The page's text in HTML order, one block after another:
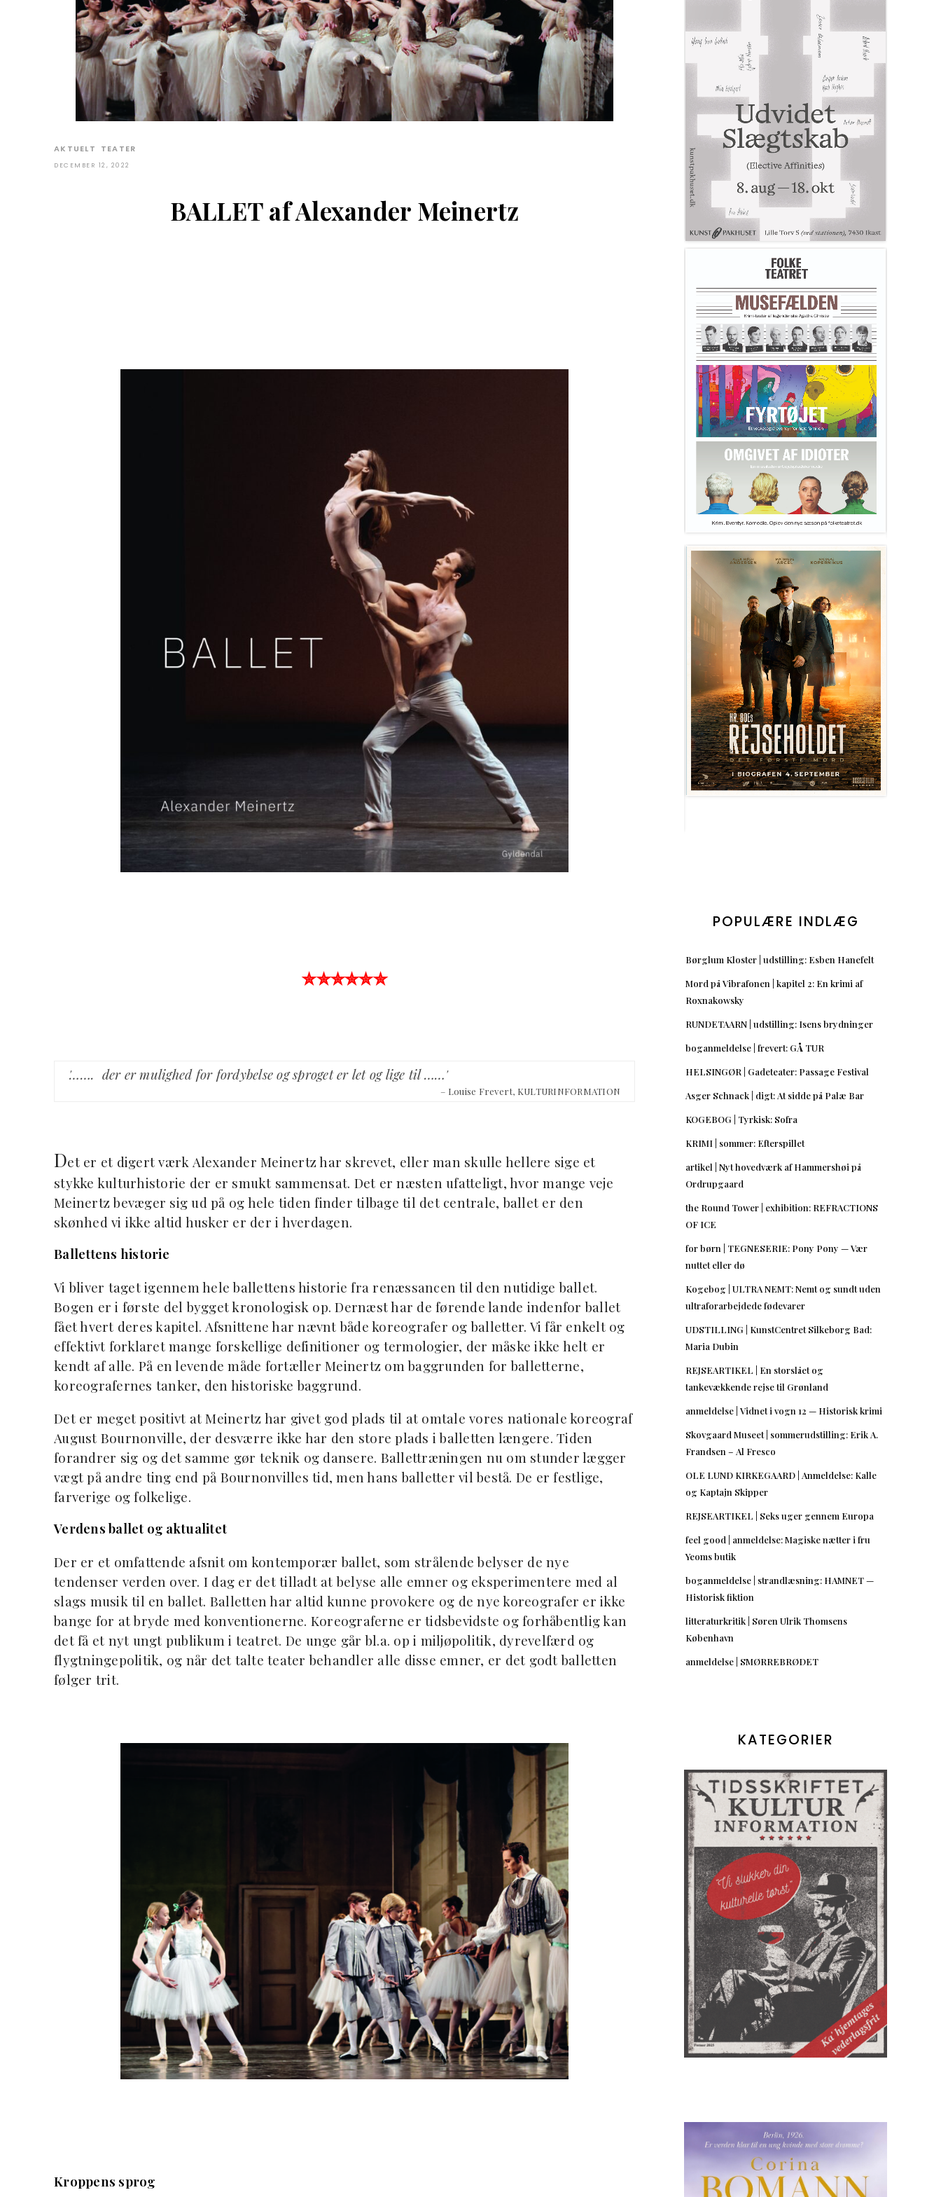
AKTUELT TEATER
DECEMBER 12, 2022
BALLET af Alexander Meinertz
✮✮✮✮✮✮
'……. der er mulighed for fordybelse og sproget er let og lige til ……'
– Louise Frevert, KULTURINFORMATION
Det er et digert værk Alexander Meinertz har skrevet, eller man skulle hellere sige et
stykke kulturhistorie der er smukt sammensat. Det er næsten ufatteligt, hvor mange veje
Meinertz bevæger sig ud på og hele tiden finder tilbage til det centrale, ballet er den
skønhed vi ikke altid husker er der i hverdagen.
Ballettens historie
Vi bliver taget igennem hele ballettens historie fra renæssancen til den nutidige ballet.
Bogen er i første del bygget kronologisk op. Dernæst har de førende lande indenfor ballet
fået hvert deres kapitel. Afsnittene har nævnt både koreografer og balletter. Vi får enkelt og
effektivt forklaret mange forskellige definitioner og termologier, der måske ikke helt er
kendt af alle. På en levende måde fortæller Meinertz om baggrunden for balletterne,
koreografernes tanker, den historiske baggrund.
Det er meget positivt at Meinertz har givet god plads til at omtale vores nationale koreograf
August Bournonville, der desværre ikke har den store plads i balletten længere. Tiden
forandrer sig og det samme gør teknik og dansere. Ballettræningen nu om stunder lægger
vægt på andre ting end på Bournonvilles tid, men hans balletter vil bestå. De er festlige,
farverige og folkelige.
Verdens ballet og aktualitet
Der er et omfattende afsnit om kontemporær ballet, som strålende belyser de nye
tendenser verden over. I dag er det tilladt at belyse alle emner og eksperimentere med al
slags musik til en ballet. Balletten har altid kunne provokere og de nye koreografer er ikke
bange for at bryde med konventionerne. Koreograferne er tidsbevidste og forhåbentlig kan
det få et nyt ungt publikum i teatret. De unge går bl.a. op i miljøpolitik, dyrevelfærd og
flygtningepolitik, og når det talte teater behandler alle disse emner, er det godt balletten
følger trit.
Kroppens sprog
POPULÆRE INDLÆG
Børglum Kloster | udstilling: Esben Hanefelt
Mord på Vibrafonen | kapitel 2: En krimi af
Roxnakowsky
RUNDETAARN | udstilling: Isens brydninger
boganmeldelse | frevert: GÅ TUR
HELSINGØR | Gadeteater: Passage Festival
Asger Schnack | digt: At sidde på Palæ Bar
KOGEBOG | Tyrkisk: Sofra
KRIMI | sommer: Efterspillet
artikel | Nyt hovedværk af Hammershøi på
Ordrupgaard
the Round Tower | exhibition: REFRACTIONS
OF ICE
for børn | TEGNESERIE: Pony Pony — Vær
nuttet eller dø
Kogebog | ULTRA NEMT: Nemt og sundt uden
ultraforarbejdede fødevarer
UDSTILLING | KunstCentret Silkeborg Bad:
Maria Dubin
REJSEARTIKEL | En storslået og
tankevækkende rejse til Grønland
anmeldelse | Vidnet i vogn 12 — Historisk krimi
Skovgaard Museet | sommerudstilling: Erik A.
Frandsen – Al Fresco
OLE LUND KIRKEGAARD | Anmeldelse: Kalle
og Kaptajn Skipper
REJSEARTIKEL | Seks uger gennem Europa
feel good | anmeldelse: Magiske nætter i fru
Yeoms butik
boganmeldelse | strandlæsning: HAMNET —
Historisk fiktion
litteraturkritik | Søren Ulrik Thomsens
København
anmeldelse | SMØRREBRØDET
KATEGORIER